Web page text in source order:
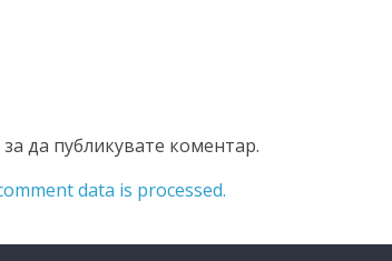
за да публикувате коментар.
data is processed.